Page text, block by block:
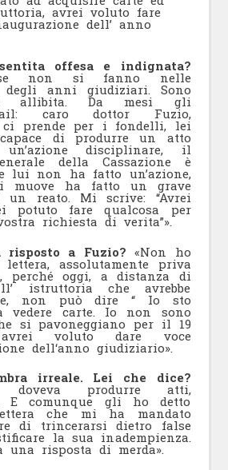
avrei voluto fare
dell’ anno
offesa e indignata?
non si fanno nelle
degli anni giudiziari. Sono
allibita. Da mesi gli
caro dottor Fuzio,
ci prende per i fondelli, lei
di produrre un atto
disciplinare, il
della Cassazione è
lui non ha fatto un’azione,
ha fatto un grave
un reato. Mi scrive: “Avrei
potuto fare qualcosa per
richiesta di verita”».
a Fuzio? «Non ho
assolutamente priva
perché oggi, a distanza di
istruttoria che avrebbe
non può dire “ Io sto
vedere carte. Io non sono
si pavoneggiano per il 19
voluto dare voce
dell‘anno giudiziario».
irreale. Lei che dice?
doveva produrre atti,
E comunque gli ho detto
che mi ha mandato
di trincerarsi dietro false
la sua inadempienza.
una risposta di merda».